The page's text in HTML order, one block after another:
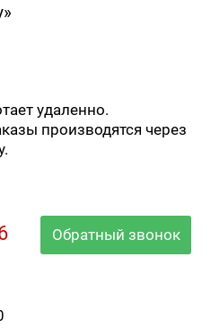
удаленно.
производятся через
Обратный звонок